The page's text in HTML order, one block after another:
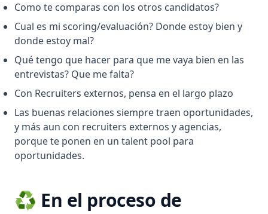
Como te comparas con los otros candidatos?
Cual es mi scoring/evaluación? Donde estoy bien y
donde estoy mal?
Qué tengo que hacer para que me vaya bien en las
entrevistas? Que me falta?
Con Recruiters externos, pensa en el largo plazo
Las buenas relaciones siempre traen oportunidades,
y más aun con recruiters externos y agencias,
porque te ponen en un talent pool para
oportunidades.
♻️ En el proceso de